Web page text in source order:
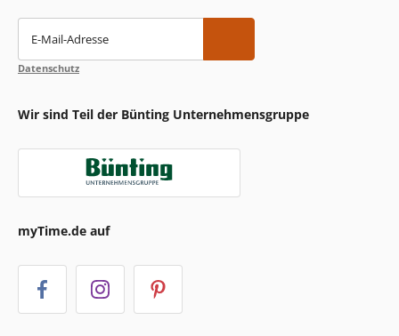
E-Mail-Adresse
Datenschutz
Wir sind Teil der Bünting Unternehmensgruppe
myTime.de auf